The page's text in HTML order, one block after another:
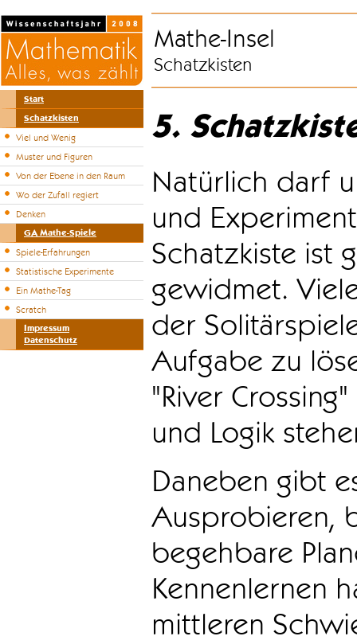
Start
Schatzkisten
Viel und Wenig
Muster und Figuren
Von der Ebene in den Raum
Wo der Zufall regiert
Denken
GA Mathe-Spiele
Spiele-Erfahrungen
Statistische Experimente
Ein Mathe-Tag
Scratch
Impressum
Datenschutz
Mathe-Insel
Schatzkisten
5.
Natürlich darf
und
Schatzkiste ist
gewidmet.
der
Aufgabe zu
"River
und Logik
Daneben gibt
Ausprobieren,
begehbare
Kennenlernen
mittleren